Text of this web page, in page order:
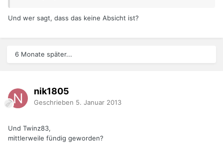
Und wer sagt, dass das keine Absicht ist?
6 Monate später...
nik1805
Geschrieben 5. Januar 2013
Und Twinz83,
mittlerweile fündig geworden?